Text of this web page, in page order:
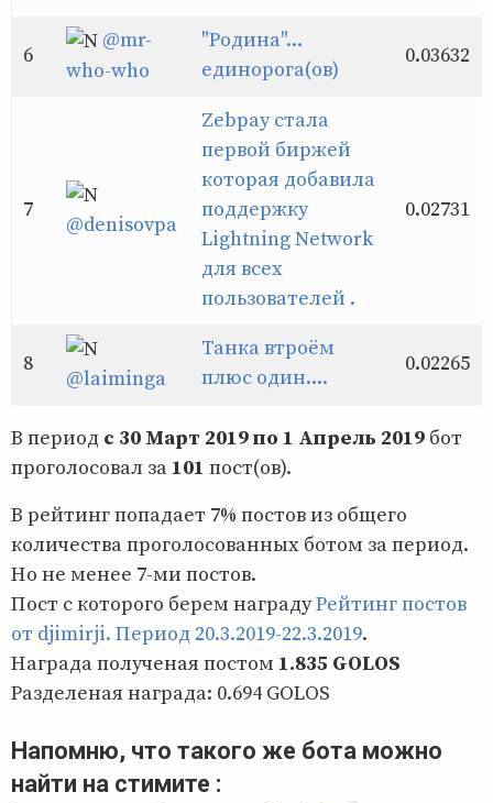
6
@mr-
who-who
"Родина"...
единорога(ов)
0.03632
7
@denisovpa
Zebpay стала
первой биржей
которая добавила
поддержку
Lightning Network
для всех
пользователей .
0.02731
8
@laiminga
Танка втроём
плюс один....
0.02265
В период с 30 Март 2019 по 1 Апрель 2019 бот
проголосовал за 101 пост(ов).
В рейтинг попадает 7% постов из общего
количества проголосованных ботом за период.
Но не менее 7-ми постов.
Пост с которого берем наградуРейтинг постов
от djimirji. Период 20.3.2019-22.3.2019.
Награда полученая постом 1.835 GOLOS
Разделеная награда: 0.694 GOLOS
Напомню, что такого же бота можно
найти на стимите :